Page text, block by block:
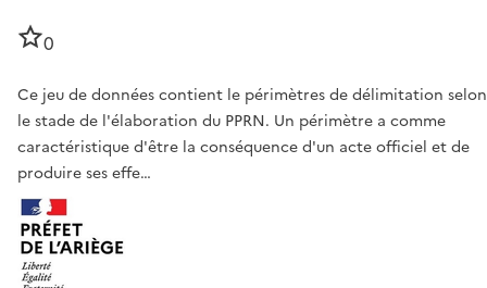
0
Ce jeu de données contient le périmètres de délimitation selon
le stade de l'élaboration du PPRN. Un périmètre a comme
caractéristique d'être la conséquence d'un acte officiel et de
produire ses effe…